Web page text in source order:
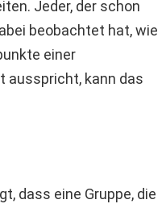
Jeder, der schon
beobachtet hat, wie
einer
ausspricht, kann das
dass eine Gruppe, die